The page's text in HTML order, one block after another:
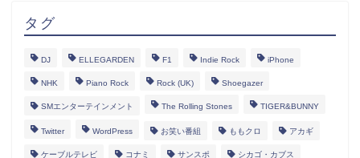
タグ
DJ ELLEGARDEN F1 Indie Rock iPhone
NHK Piano Rock Rock (UK) Shoegazer
SMエンターテインメント The Rolling Stones TIGER&BUNNY
Twitter WordPress お笑い番組 ももクロ アカギ
ケーブルテレビ コナミ サンスポ シカゴ・カブス